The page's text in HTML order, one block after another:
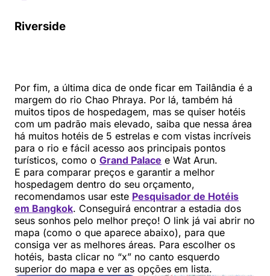
Riverside
Por fim, a última dica de onde ficar em Tailândia é a
margem do rio Chao Phraya. Por lá, também há
muitos tipos de hospedagem, mas se quiser hotéis
com um padrão mais elevado, saiba que nessa área
há muitos hotéis de 5 estrelas e com vistas incríveis
para o rio e fácil acesso aos principais pontos
turísticos, como o Grand Palace e Wat Arun.
E para comparar preços e garantir a melhor
hospedagem dentro do seu orçamento,
recomendamos usar este Pesquisador de Hotéis
em Bangkok. Conseguirá encontrar a estadia dos
seus sonhos pelo melhor preço! O link já vai abrir no
mapa (como o que aparece abaixo), para que
consiga ver as melhores áreas. Para escolher os
hotéis, basta clicar no “x” no canto esquerdo
superior do mapa e ver as opções em lista.